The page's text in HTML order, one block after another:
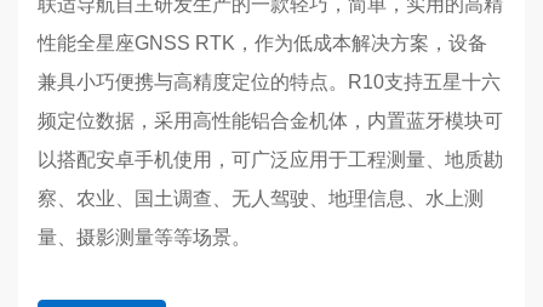
联适导航自主研发生产的一款轻巧，简单，实用的高精
性能全星座GNSS RTK，作为低成本解决方案，设备
兼具小巧便携与高精度定位的特点。R10支持五星十六
频定位数据，采用高性能铝合金机体，内置蓝牙模块可
以搭配安卓手机使用，可广泛应用于工程测量、地质勘
察、农业、国土调查、无人驾驶、地理信息、水上测
量、摄影测量等等场景。